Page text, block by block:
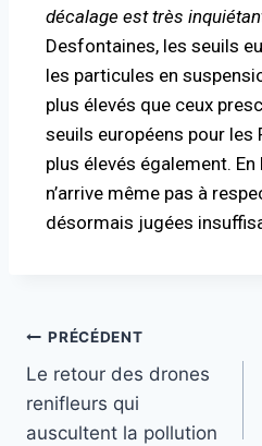
décalage est très
Desfontaines, les seuils
les particules en
plus élevés que ceux
seuils européens pour les
plus élevés également.
n’arrive même pas à
désormais jugées
PRÉCÉDENT
Le retour des drones
renifleurs qui
auscultent la pollution